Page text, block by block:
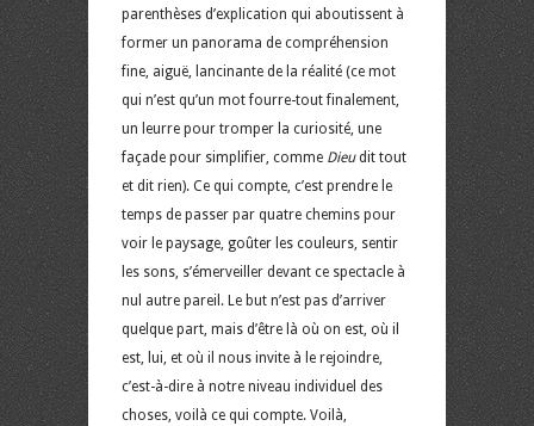
parenthèses d’explication qui aboutissent à
former un panorama de compréhension
fine, aiguë, lancinante de la réalité (ce mot
qui n’est qu’un mot fourre-tout finalement,
un leurre pour tromper la curiosité, une
façade pour simplifier, comme Dieudit tout
et dit rien). Ce qui compte, c’est prendre le
temps de passer par quatre chemins pour
voir le paysage, goûter les couleurs, sentir
les sons, s’émerveiller devant ce spectacle à
nul autre pareil. Le but n’est pas d’arriver
quelque part, mais d’être là où on est, où il
est, lui, et où il nous invite à le rejoindre,
c’est-à-dire à notre niveau individuel des
choses, voilà ce qui compte. Voilà,